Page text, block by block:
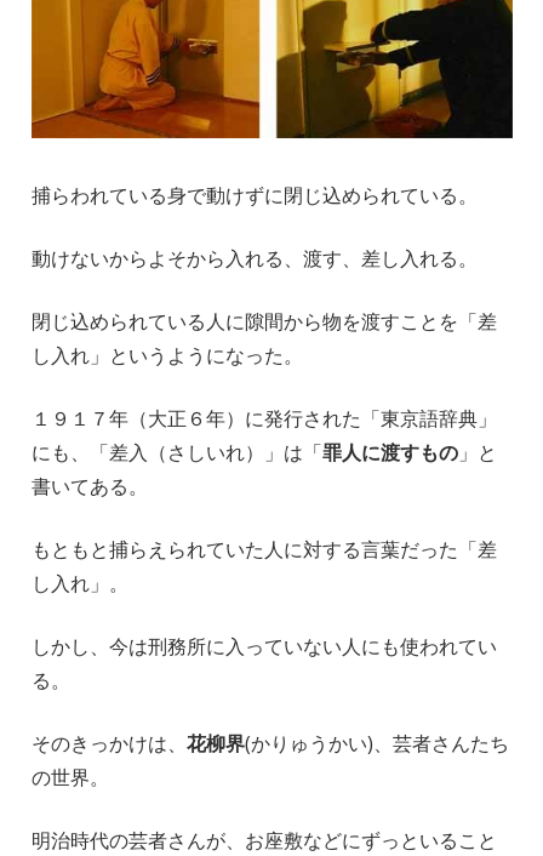
捕らわれている身で動けずに閉じ込められている。
動けないからよそから入れる、渡す、差し入れる。
閉じ込められている人に隙間から物を渡すことを「差
し入れ」というようになった。
１９１７年（大正６年）に発行された「東京語辞典」
にも、「差入（さしいれ）」は「罪人に渡すもの」と
書いてある。
もともと捕らえられていた人に対する言葉だった「差
し入れ」。
しかし、今は刑務所に入っていない人にも使われてい
る。
そのきっかけは、 花柳界(かりゅうかい)、芸者さんたち
の世界。
明治時代の芸者さんが、お座敷などにずっといること